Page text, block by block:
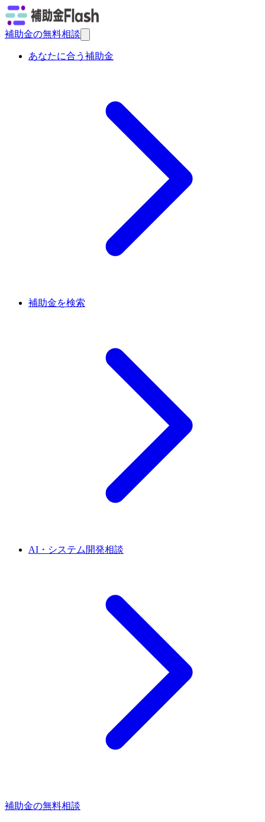
補助金の無料相談
あなたに合う補助金
補助金を検索
AI・システム開発相談
補助金の無料相談